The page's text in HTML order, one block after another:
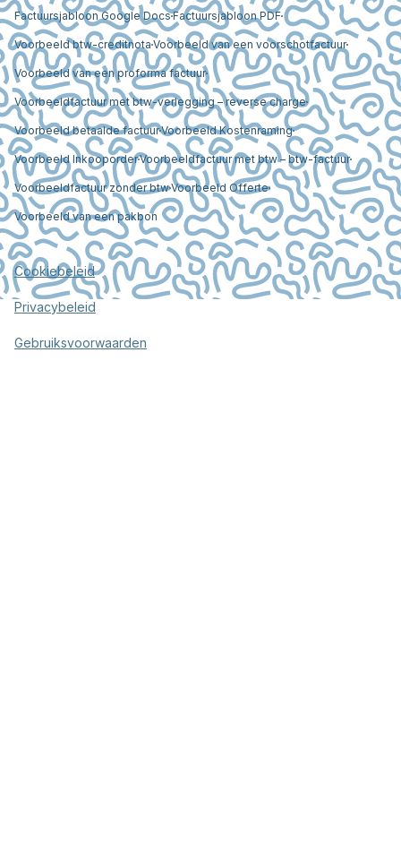
Factuursjabloon Google DocsFactuursjabloon PDF
Voorbeeld btw-creditnota Voorbeeld van een voorschotfactuur
Voorbeeld van een proforma factuur
Voorbeeldfactuur met btw-verlegging – reverse charge
Voorbeeld betaalde factuurVoorbeeld Kostenraming
Voorbeeld InkooporderVoorbeeldfactuur met btw – btw-factuur
Voorbeeldfactuur zonder btwVoorbeeld Offerte
Voorbeeld van een pakbon
Cookiebeleid
Privacybeleid
Gebruiksvoorwaarden